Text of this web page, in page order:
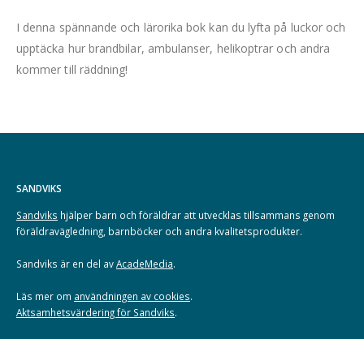
I denna spännande och lärorika bok kan du lyfta på luckor och
upptäcka hur brandbilar, ambulanser, helikoptrar och andra
kommer till räddning!
SANDVIKS
Sandviks hjälper barn och föräldrar att utvecklas tillsammans genom
föräldravägledning, barnböcker och andra kvalitetsprodukter.
Sandviks är en del avAcadeMedia.
Läs mer om användningen av cookies.
Aktsamhetsvärdering för Sandviks.